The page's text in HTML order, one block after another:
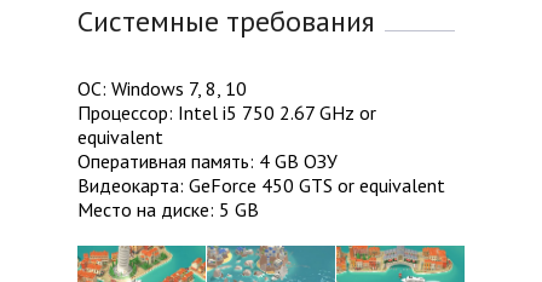
Системные требования
ОС: Windows 7, 8, 10
Процессор: Intel i5 750 2.67 GHz or
equivalent
Оперативная память: 4 GB ОЗУ
Видеокарта: GeForce 450 GTS or equivalent
Место на диске: 5 GB